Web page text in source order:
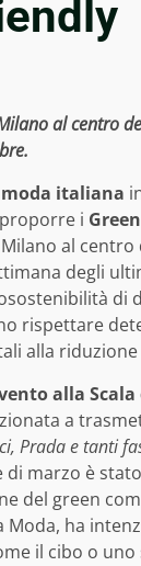
al centro
italiana
i
al
degli
rispettare
alla riduzione
alla
a
Prada e tanti
di marzo è
del green
Moda, ha
il cibo o